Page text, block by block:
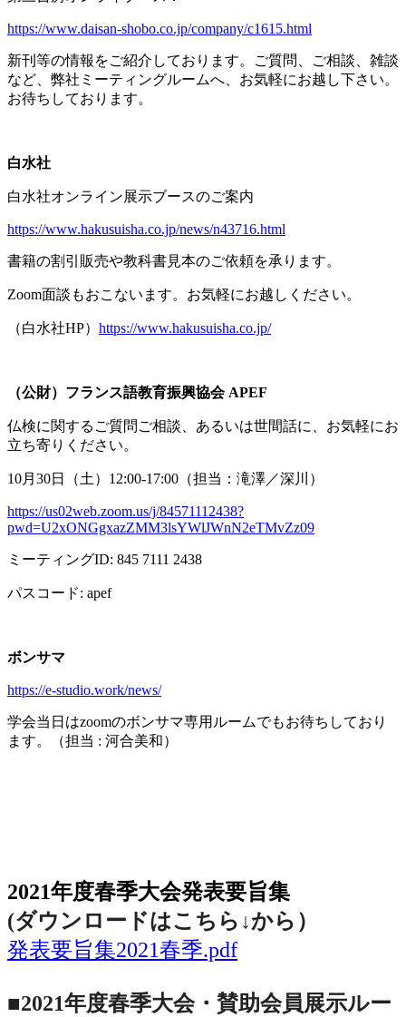
https://www.daisan-shobo.co.jp/company/c1615.html
新刊等の情報をご紹介しております。ご質問、ご相談、雑談
など、弊社ミーティングルームへ、お気軽にお越し下さい。
お待ちしております。
白水社
白水社オンライン展示ブースのご案内
https://www.hakusuisha.co.jp/news/n43716.html
書籍の割引販売や教科書見本のご依頼を承ります。
Zoom面談もおこないます。お気軽にお越しください。
（白水社HP） https://www.hakusuisha.co.jp/
（公財）フランス語教育振興協会APEF
仏検に関するご質問ご相談、あるいは世間話に、お気軽にお
立ち寄りください。
10月 30日（土） 12:00-17:00 （担当：滝澤／深川）
https://us02web.zoom.us/j/84571112438?
pwd=U2xONGgxazZMM3lsYWlJWnN2eTMvZz09
ミーティングID: 845 7111 2438
パスコード: apef
ボンサマ
https://e-studio.work/news/
学会当日はzoomのボンサマ専用ルームでもお待ちしており
ます。（担当 : 河合美和）
2021年度春季大会発表要旨集
(ダウンロードはこちら↓から ）
発表要旨集2021春季.pdf
■2021年度春季大会・賛助会員展示ルー